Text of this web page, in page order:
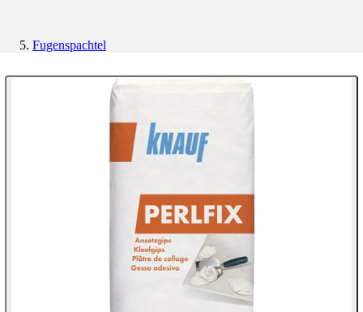
Fugenspachtel